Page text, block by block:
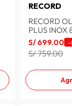
RECORD
RECORD
PLUS INOX
S/ 699.00 -
S/ 759.00